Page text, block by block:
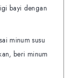
bayi dengan
minum susu
beri minum